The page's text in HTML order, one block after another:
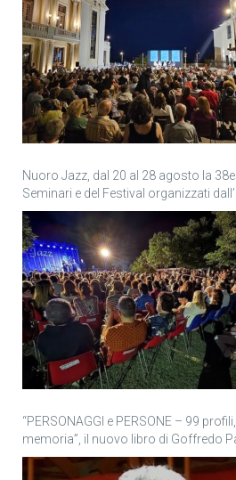
Nuoro Jazz, dal 20 al 28 agosto la
Seminari e del Festival organizzati
“PERSONAGGI e PERSONE – 99
memoria”, il nuovo libro di Goffredo